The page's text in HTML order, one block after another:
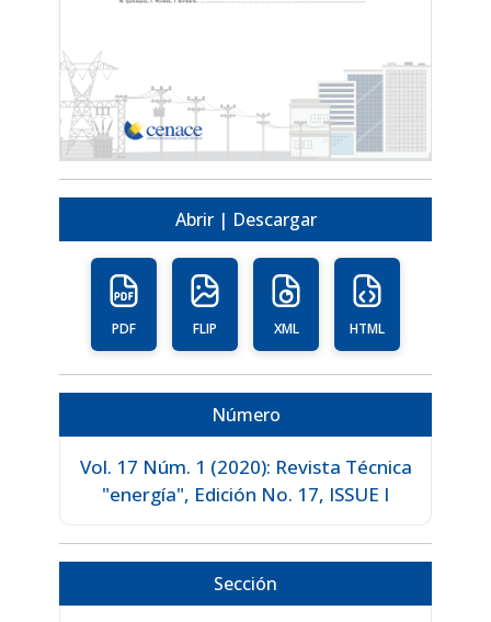
Abrir | Descargar
PDF FLIP XML HTML
Número
Vol. 17 Núm. 1 (2020): Revista Técnica
"energía", Edición No. 17, ISSUE I
Sección